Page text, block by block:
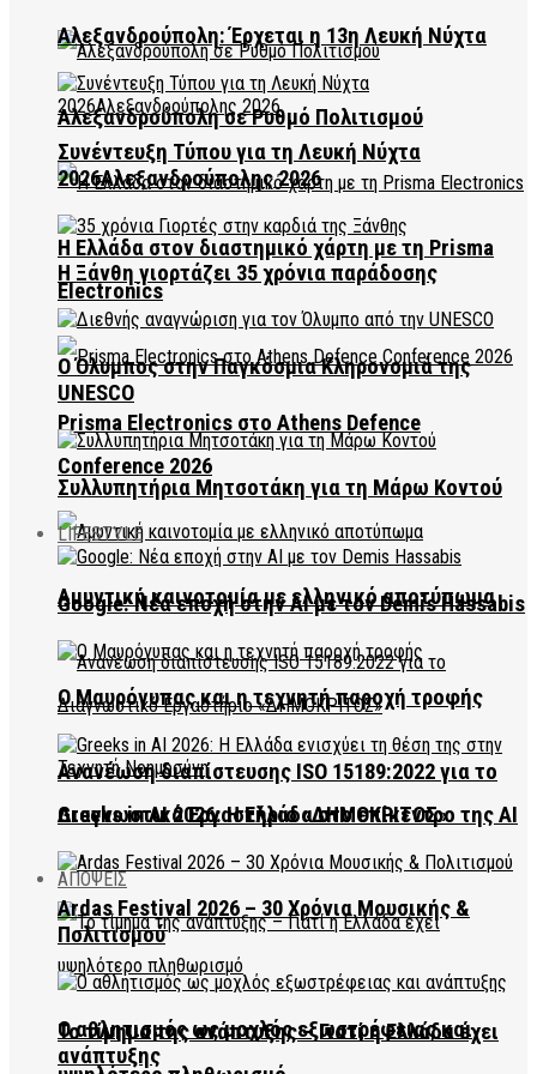
Αλεξανδρούπολη σε Ρυθμό Πολιτισμού
Η Ελλάδα στον διαστημικό χάρτη με τη Prisma
Electronics
Prisma Electronics στο Athens Defence
Conference 2026
Αμυντική καινοτομία με ελληνικό αποτύπωμα
Ανανέωση διαπίστευσης ISO 15189:2022 για το
Διαγνωστικό Εργαστήριο «ΔΗΜΟΚΡΙΤΟΣ»
ΑΠΟΨΕΙΣ
Το τίμημα της ανάπτυξης – Γιατί η Ελλάδα έχει
Αλεξανδρούπολη: Έρχεται η 13η Λευκή Νύχτα
Συνέντευξη Τύπου για τη Λευκή Νύχτα
2026Αλεξανδρούπολης 2026
Η Ξάνθη γιορτάζει 35 χρόνια παράδοσης
Ο Όλυμπος στην Παγκόσμια Κληρονομιά της
UNESCO
Συλλυπητήρια Μητσοτάκη για τη Μάρω Κοντού
LIFESTYLE
Google: Νέα εποχή στην AI με τον Demis Hassabis
Ο Μαυρόγυπας και η τεχνητή παροχή τροφής
Greeks in AI 2026: Η Ελλάδα στο επίκεντρο της AI
Ardas Festival 2026 – 30 Χρόνια Μουσικής &
Πολιτισμού
Ο αθλητισμός ως μοχλός εξωστρέφειας και
ανάπτυξης